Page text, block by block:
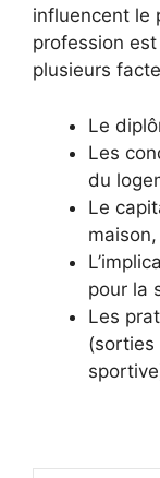
influencent le
profession
plusieurs
Le
Les
du
Le
pour la
Les
(sorties